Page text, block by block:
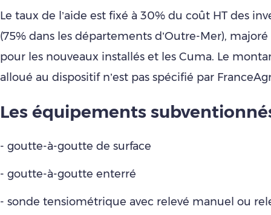
Le taux de l’aide est fixé à 30% du coût HT des
(75% dans les départements d’Outre-Mer),
pour les nouveaux installés et les Cuma. Le
alloué au dispositif n’est pas spécifié par
Les équipements
- goutte-à-goutte de surface
- goutte-à-goutte enterré
- sonde tensiométrique avec relevé manuel ou